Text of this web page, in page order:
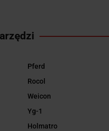
Pferd
Rocol
Weicon
Yg-1
Holmatro